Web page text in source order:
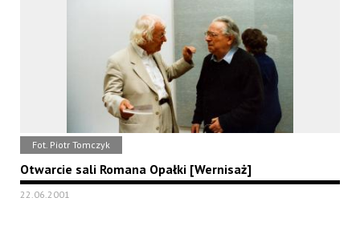
Fot. Piotr Tomczyk
Otwarcie sali Romana Opałki [Wernisaż]
22.06.2001